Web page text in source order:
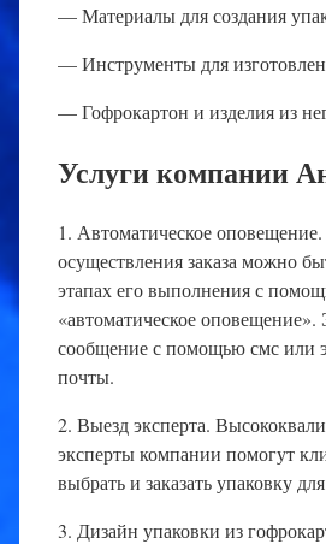
— Материалы для создания
— Инструменты для
— Гофрокартон и изделия из
Услуги компании
1. Автоматическое
осуществления заказа можно
этапах его выполнения с
«автоматическое
сообщение с помощью смс или
почты.
2. Выезд эксперта.
эксперты компании помогут
выбрать и заказать упаковку
3. Дизайн упаковки из